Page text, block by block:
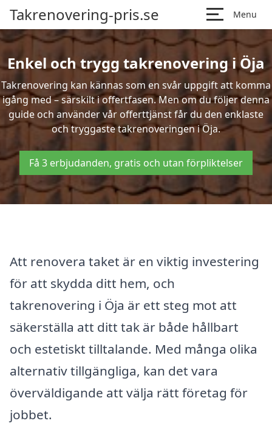
Takrenovering-pris.se Menu
Enkel och trygg takrenovering i Öja
Takrenovering kan kännas som en svår uppgift att komma
igång med – särskilt i offertfasen. Men om du följer denna
guide och använder vår offerttjänst får du den enklaste
och tryggaste takrenoveringen i Öja.
Få 3 erbjudanden, gratis och utan förpliktelser
Att renovera taket är en viktig investering
för att skydda ditt hem, och
takrenovering i Öja är ett steg mot att
säkerställa att ditt tak är både hållbart
och estetiskt tilltalande. Med många olika
alternativ tillgängliga, kan det vara
överväldigande att välja rätt företag för
jobbet.